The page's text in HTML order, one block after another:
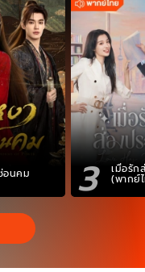
อนคม 3 เมื่อรัก
(พากย์